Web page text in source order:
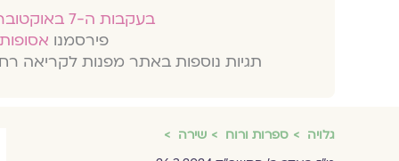
בעקבות ה-7 באוקטובר 2023
פירסמנו
תגיות נוספות באתר מפנות לקריאה
גלויה ספרות ורוח
שירה